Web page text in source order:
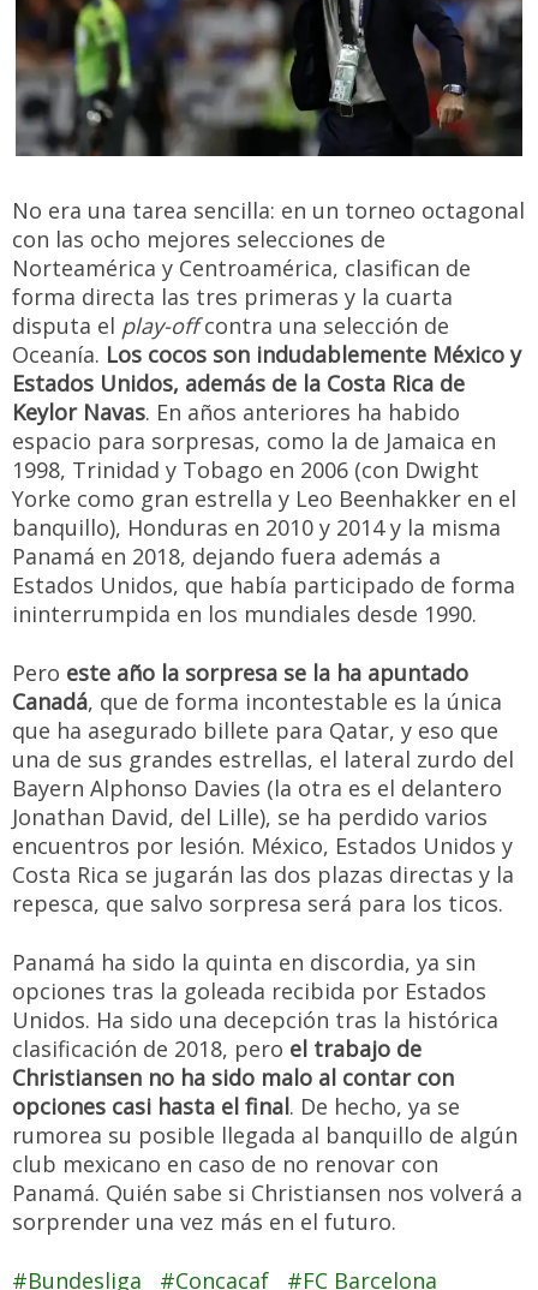
No era una tarea sencilla: en un torneo octagonal
con las ocho mejores selecciones de
Norteamérica y Centroamérica, clasifican de
forma directa las tres primeras y la cuarta
disputa el play-offcontra una selección de
Oceanía. Los cocos son indudablemente México y
Estados Unidos, además de la Costa Rica de
Keylor Navas. En años anteriores ha habido
espacio para sorpresas, como la de Jamaica en
1998, Trinidad y Tobago en 2006 (con Dwight
Yorke como gran estrella y Leo Beenhakker en el
banquillo), Honduras en 2010 y 2014 y la misma
Panamá en 2018, dejando fuera además a
Estados Unidos, que había participado de forma
ininterrumpida en los mundiales desde 1990.
Pero este año la sorpresa se la ha apuntado
Canadá, que de forma incontestable es la única
que ha asegurado billete para Qatar, y eso que
una de sus grandes estrellas, el lateral zurdo del
Bayern Alphonso Davies (la otra es el delantero
Jonathan David, del Lille), se ha perdido varios
encuentros por lesión. México, Estados Unidos y
Costa Rica se jugarán las dos plazas directas y la
repesca, que salvo sorpresa será para los ticos.
Panamá ha sido la quinta en discordia, ya sin
opciones tras la goleada recibida por Estados
Unidos. Ha sido una decepción tras la histórica
clasificación de 2018, pero el trabajo de
Christiansen no ha sido malo al contar con
opciones casi hasta el final. De hecho, ya se
rumorea su posible llegada al banquillo de algún
club mexicano en caso de no renovar con
Panamá. Quién sabe si Christiansen nos volverá a
sorprender una vez más en el futuro.
Bundesliga Concacaf FC Barcelona